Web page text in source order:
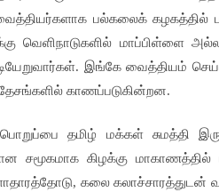
பல்கலைக் கழகத்தில்
வெளிநாடுகளில் மாப்பிள்ளை
. இங்கே வைத்தியம்
காணப்படுகின்றன.
பொறுப்பை தமிழ் மக்கள் சுமத்தி
சமூகமாக கிழக்கு மாகாணத்தில்
, கலை கலாச்சாரத்துடன்